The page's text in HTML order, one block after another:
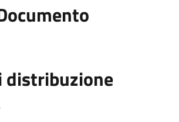
distribuzione